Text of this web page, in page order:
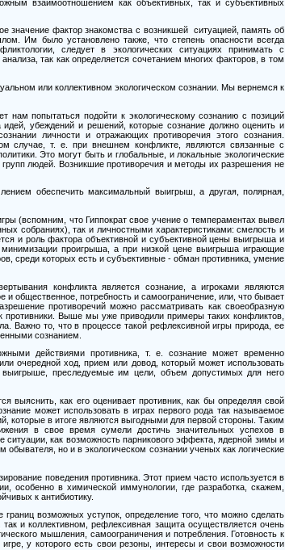
взаимоотношением как объективных, так и субъективных
фактор знакомства с возникшей
ситуацией, память об
Им было установлено также, что степень опасности всегда
следует в экологических ситуациях принимать с
так как определяется сочетанием многих факторов, в том
или коллективном экологическом сознании. Мы вернемся к
нам попытаться подойти к экологическому сознанию с позиций
идей, убеждений и решений, которые сознание должно оценить и
личности и отражающих противоречия этого сознания.
случае, т. е. при внешнем конфликте, являются связанные с
Это могут быть и глобальные, и локальные экологические
людей. Возникшие противоречия и методы их разрешения не
обеспечить максимальный выигрыш, а другая, полярная,
(вспомним, что Гиппократ свое учение о темпераментах вывел
собраниях), так и личностными характеристиками: смелость и
и роль фактора объективной и субъективной цены выигрыша и
проигрыша, а при низкой цене выигрыша играющие
среди которых есть и субъективные - обман противника, умение
конфликта является сознание, а игроками являются
общественное, потребность и самоограничение, или, что бывает
противоречий можно рассматривать как своеобразную
противники. Выше мы уже приводили примеры таких конфликтов,
Важно то, что в процессе такой рефлексивной игры природа, ее
сознанием.
действиями противника, т. е. сознание может временно
очередной ход, прием или довод, который может использовать
выигрыше, преследуемые им цели, объем допустимых для него
выяснить, как его оценивает противник, как бы определяя свой
может использовать в играх первого рода так называемое
которые в итоге являются выгодными для первой стороны. Таким
в свое время сумели достичь значительных успехов в
ситуации, как возможность парникового эффекта, ядерной зимы и
но и в экологическом сознании ученых как логические
поведения противника. Этот прием часто используется в
особенно в химической иммунологии, где разработка, скажем,
к антибиотику.
границ возможных уступок, определение того, что можно сделать
и коллективном, рефлексивная защита осуществляется очень
мышления, самоограничения и потребления. Готовность к
у которого есть свои резоны, интересы и свои возможности